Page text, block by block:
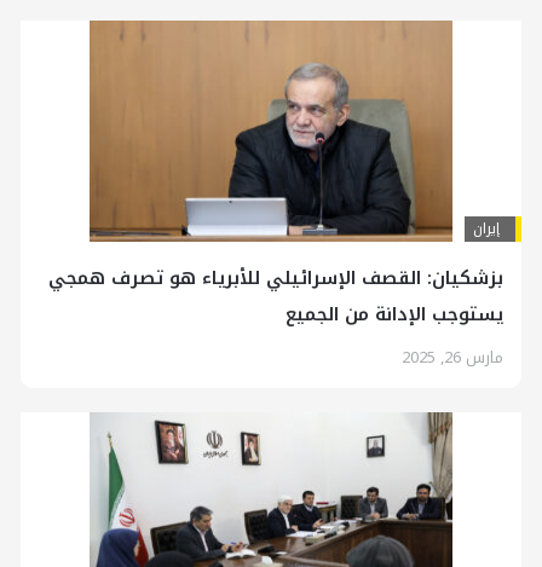
إيران
بزشكيان: القصف الإسرائيلي للأبرياء هو تصرف همجي
يستوجب الإدانة من الجميع
مارس 26, 2025